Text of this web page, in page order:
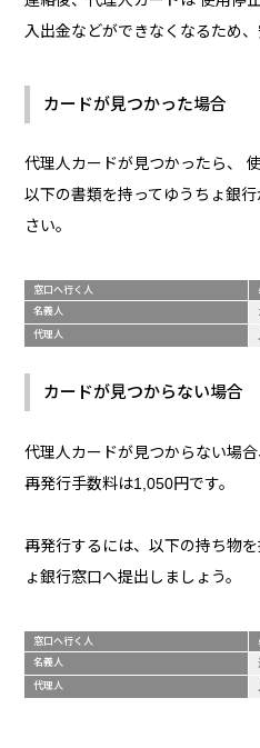
入出金などができなくなるため、
カードが見つかった場合
代理人カードが見つかったら、
以下の書類を持ってゆうちょ銀
さい。
窓口へ行く人
名義人
代理人
カードが見つからない場合
代理人カードが見つからない場
再発行手数料は1,050円です。
再発行するには、以下の持ち物
ょ銀行窓口へ提出しましょう。
窓口へ行く人
名義人
代理人